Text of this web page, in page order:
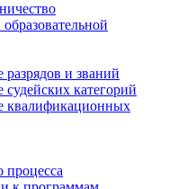
и званий
категорий
квалификационных